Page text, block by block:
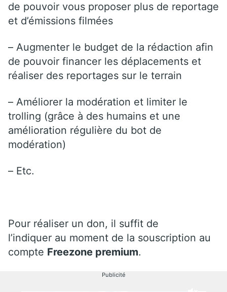
de pouvoir vous proposer plus de reportage
et d’émissions filmées
– Augmenter le budget de la rédaction afin
de pouvoir financer les déplacements et
réaliser des reportages sur le terrain
– Améliorer la modération et limiter le
trolling (grâce à des humains et une
amélioration régulière du bot de
modération)
– Etc.
Pour réaliser un don, il suffit de
l’indiquer au moment de la souscription au
compte Freezone premium.
Publicité